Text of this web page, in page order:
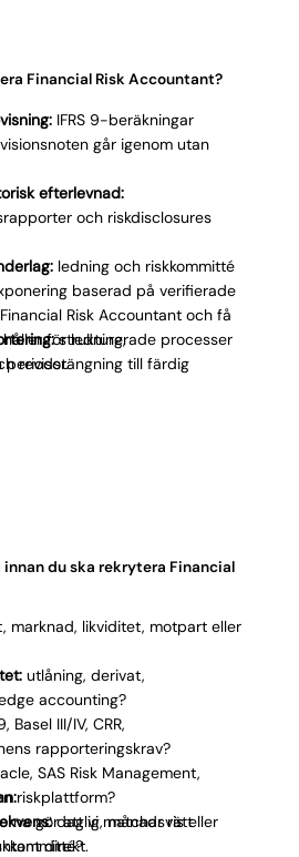
ökar komplexiteten i
ställer högre
Financial Risk Accountant?
IFRS 9-beräkningar
går igenom utan
efterlevnad:
och riskdisclosures
ledning och riskkommitté
baserad på verifierade
strukturerade processer
periodstängning till färdig
Risk Accountant och få
för ledning,
revisor.
du ska rekrytera Financial
marknad, likviditet, motpart eller
utlåning, derivat,
accounting?
Basel III/IV, CRR,
rapporteringskrav?
SAS Risk Management,
riskplattform?
daglig, månadsvis eller
gör att vi matchar rätt
direkt.